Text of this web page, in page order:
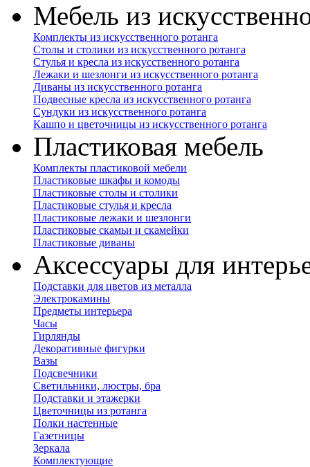
Мебель из
Комплекты из искусственного ротанга
Столы и столики из искусственного ротанга
Стулья и кресла из искусственного ротанга
Лежаки и шезлонги из искусственного ротанга
Диваны из искусственного ротанга
Подвесные кресла из искусственного ротанга
Сундуки из искусственного ротанга
Кашпо и цветочницы из искусственного ротанга
Пластиковая мебель
Комплекты пластиковой мебели
Пластиковые шкафы и комоды
Пластиковые столы и столики
Пластиковые стулья и кресла
Пластиковые лежаки и шезлонги
Пластиковые скамьи и скамейки
Пластиковые диваны
Аксессуары для
Подставки для цветов из металла
Электрокамины
Предметы интерьера
Часы
Гирлянды
Декоративные фигурки
Вазы
Подсвечники
Светильники, люстры, бра
Подставки и этажерки
Цветочницы из ротанга
Полки настенные
Газетницы
Зеркала
Комплектующие